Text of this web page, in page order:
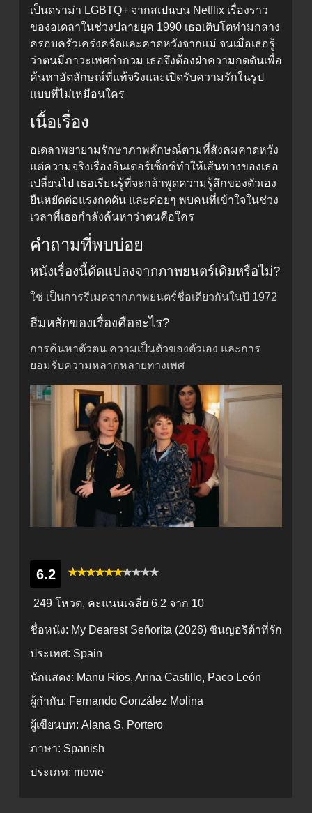
เป็นดราม่า LGBTQ+ จากสเปนบน Netflix เรื่องราว
ของอเดลาในช่วงปลายยุค 1990 เธอเติบโตท่ามกลาง
ครอบครัวเคร่งครัดและคาดหวังจากแม่ จนเมื่อเธอรู้
ว่าตนมีภาวะเพศกำกวม เธอจึงต้องฝ่าความกดดันเพื่อ
ค้นหาอัตลักษณ์ที่แท้จริงและเปิดรับความรักในรูป
แบบที่ไม่เหมือนใคร
เนื้อเรื่อง
อเดลาพยายามรักษาภาพลักษณ์ตามที่สังคมคาดหวัง
แต่ความจริงเรื่องอินเตอร์เซ็กซ์ทำให้เส้นทางของเธอ
เปลี่ยนไป เธอเรียนรู้ที่จะกล้าพูดความรู้สึกของตัวเอง
ยืนหยัดต่อแรงกดดัน และค่อยๆ พบคนที่เข้าใจในช่วง
เวลาที่เธอกำลังค้นหาว่าตนคือใคร
คำถามที่พบบ่อย
หนังเรื่องนี้ดัดแปลงจากภาพยนตร์เดิมหรือไม่?
ใช่ เป็นการรีเมคจากภาพยนตร์ชื่อเดียวกันในปี 1972
ธีมหลักของเรื่องคืออะไร?
การค้นหาตัวตน ความเป็นตัวของตัวเอง และการ
ยอมรับความหลากหลายทางเพศ
6.2
249 โหวต, คะแนนเฉลี่ย 6.2 จาก 10
ชื่อหนัง: My Dearest Señorita (2026) ซินญอริต้าที่รัก
ประเทศ: Spain
นักแสดง: Manu Ríos, Anna Castillo, Paco León
ผู้กำกับ: Fernando González Molina
ผู้เขียนบท: Alana S. Portero
ภาษา: Spanish
ประเภท: movie